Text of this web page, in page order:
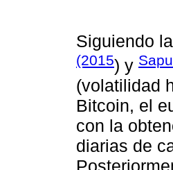
Siguiendo
(2015) y
(volatilidad
Bitcoin, el
con la
diarias de